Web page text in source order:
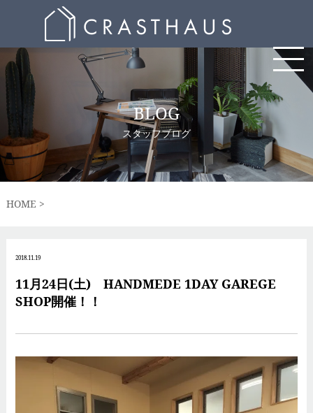
BLOG
スタッフブログ
HOME
2018.11.19
11月24日(土) HANDMEDE 1DAY GAREGE
SHOP開催！！